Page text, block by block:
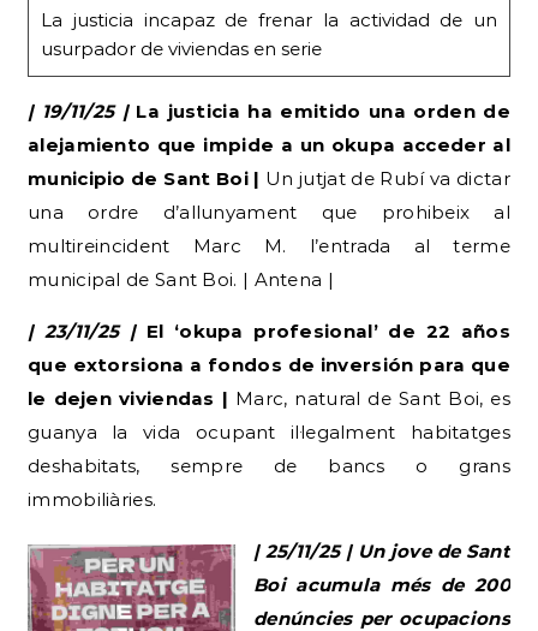
La justicia incapaz de frenar la actividad de un
usurpador de viviendas en serie
| 19/11/25 |La justicia ha emitido una orden de
alejamiento que impide a un okupa acceder al
municipio de Sant Boi | Un jutjat de Rubí va dictar
una ordre d’allunyament que prohibeix al
multireincident Marc M. l’entrada al terme
municipal de Sant Boi. | Antena |
| 23/11/25 |El ‘okupa profesional’ de 22 años
que extorsiona a fondos de inversión para que
le dejen viviendas | Marc, natural de Sant Boi, es
guanya la vida ocupant il·legalment habitatges
deshabitats, sempre de bancs o grans
immobiliàries.
| 25/11/25 | Un jove de Sant
Boi acumula més de 200
denúncies per ocupacions